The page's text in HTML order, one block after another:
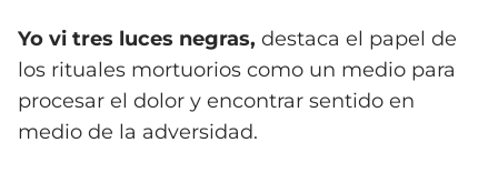
Yo vi tres luces negras, destaca el papel de
los rituales mortuorios como un medio para
procesar el dolor y encontrar sentido en
medio de la adversidad.